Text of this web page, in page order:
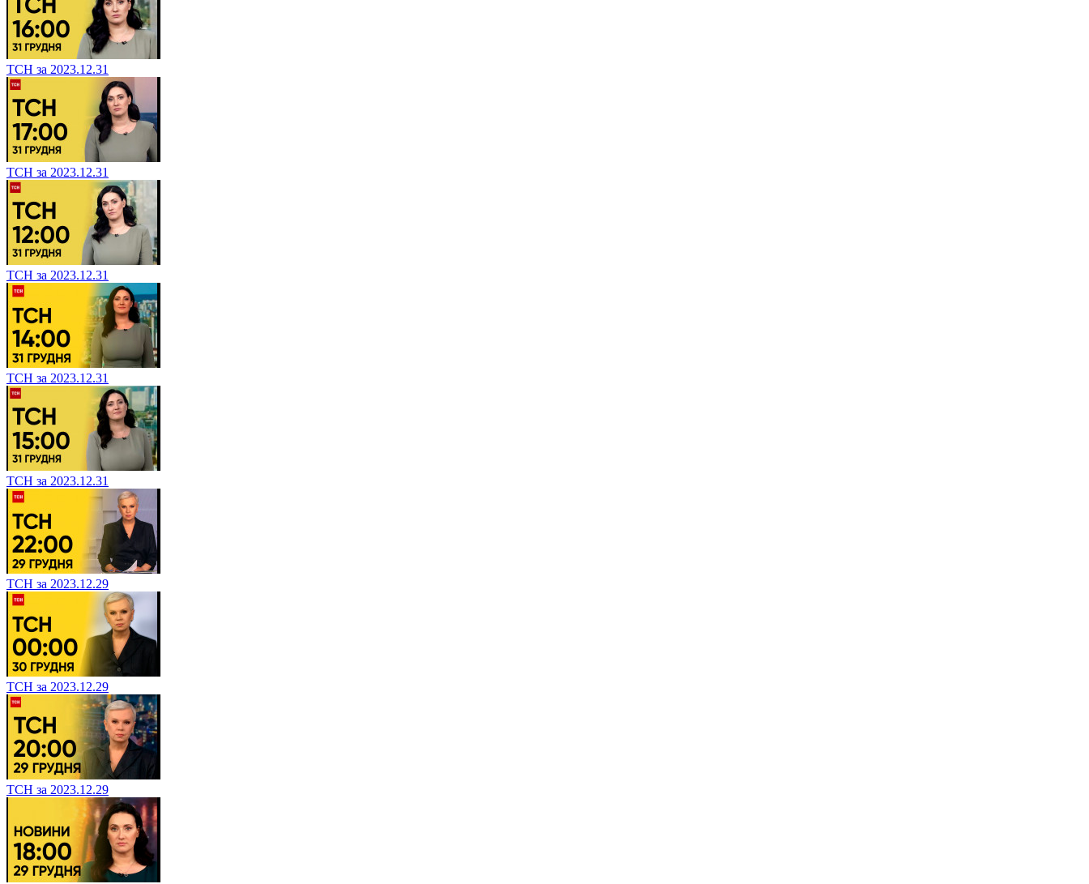
ТСН за 2023.12.31
ТСН за 2023.12.31
ТСН за 2023.12.31
ТСН за 2023.12.31
ТСН за 2023.12.31
ТСН за 2023.12.29
ТСН за 2023.12.29
ТСН за 2023.12.29